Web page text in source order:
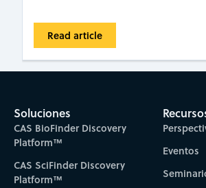
Read article
Soluciones
CAS BioFinder Discovery
Platform™
CAS SciFinder Discovery
Platform™
Eventos